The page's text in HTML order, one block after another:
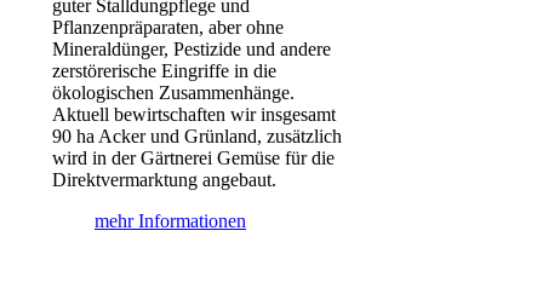
guter Stalldungpflege und
Pflanzenpräparaten, aber ohne
Mineraldünger, Pestizide und andere
zerstörerische Eingriffe in die
ökologischen Zusammenhänge.
Aktuell bewirtschaften wir insgesamt
90 ha Acker und Grünland, zusätzlich
wird in der Gärtnerei Gemüse für die
Direktvermarktung angebaut.
mehr Informationen